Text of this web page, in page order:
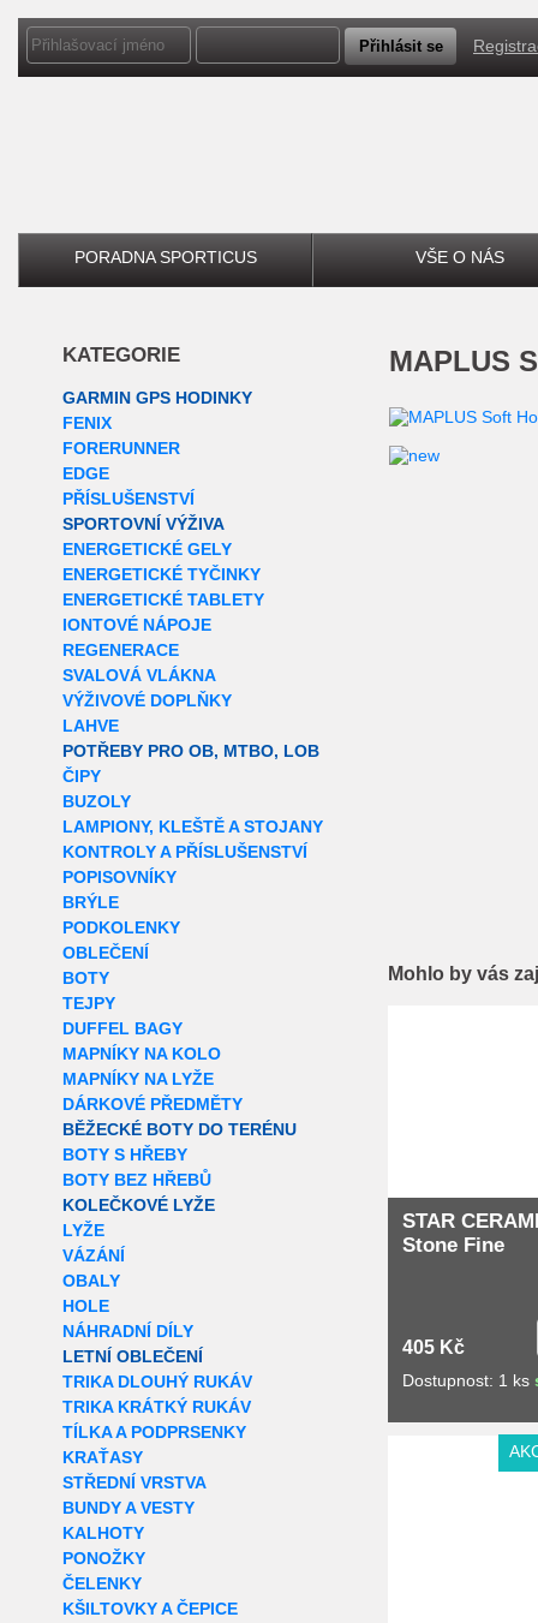
PORADNA SPORTICUS VŠE O NÁS
KATEGORIE
GARMIN GPS HODINKY
FENIX
FORERUNNER
EDGE
PŘÍSLUŠENSTVÍ
SPORTOVNÍ VÝŽIVA
ENERGETICKÉ GELY
ENERGETICKÉ TYČINKY
ENERGETICKÉ TABLETY
IONTOVÉ NÁPOJE
REGENERACE
SVALOVÁ VLÁKNA
VÝŽIVOVÉ DOPLŇKY
LAHVE
POTŘEBY PRO OB, MTBO, LOB
ČIPY
BUZOLY
LAMPIONY, KLEŠTĚ A STOJANY
KONTROLY A PŘÍSLUŠENSTVÍ
POPISOVNÍKY
BRÝLE
PODKOLENKY
OBLEČENÍ
BOTY
TEJPY
DUFFEL BAGY
MAPNÍKY NA KOLO
MAPNÍKY NA LYŽE
DÁRKOVÉ PŘEDMĚTY
BĚŽECKÉ BOTY DO TERÉNU
BOTY S HŘEBY
BOTY BEZ HŘEBŮ
KOLEČKOVÉ LYŽE
LYŽE
VÁZÁNÍ
OBALY
HOLE
NÁHRADNÍ DÍLY
LETNÍ OBLEČENÍ
TRIKA DLOUHÝ RUKÁV
TRIKA KRÁTKÝ RUKÁV
TÍLKA A PODPRSENKY
KRAŤASY
STŘEDNÍ VRSTVA
BUNDY A VESTY
KALHOTY
PONOŽKY
ČELENKY
KŠILTOVKY A ČEPICE
Mohlo by vás
STAR
Stone Fine
405 Kč
Dostupnost: 1 ks
Extra slevy pro